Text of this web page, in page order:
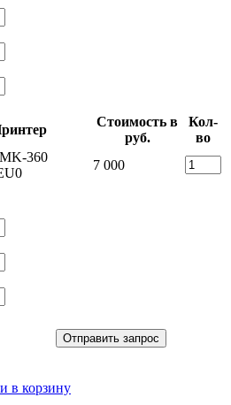
Стоимость в
руб.
Кол-
во
360
7 000
Отправить запрос
в корзину